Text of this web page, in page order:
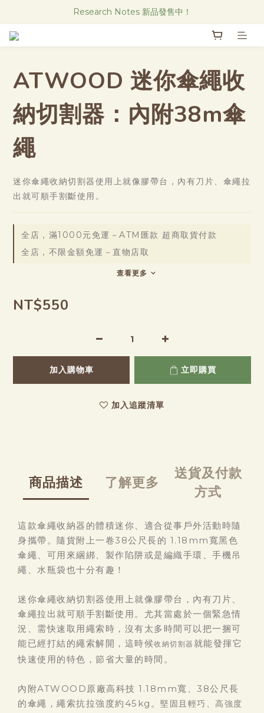
Research Notes 新品發售中！
Research Notes 新品發售中！
Research Notes 新品發售中！
ATWOOD 迷你傘繩收
納切割器：內附38m傘
繩
迷你傘繩收納切割器使用上就像膠帶台，內有刀片、傘繩拉
出就可順手割斷使用。
全店，滿1000元免運－ATM匯款 超商取貨付款
全店，不限金額免運－直物店取
查看更多
NT$550
加入購物車 立即購買
加入追蹤清單
商品描述 了解更多
送貨及付款
方式
這款傘繩收納器的體積迷你、適合從事戶外活動時隨
身攜帶。隨貨附上一卷38公尺長的 1.18mm寬黑色
傘繩、可用來綑綁、製作陷阱或是編織手環、手機吊
繩、水瓶袋也十分有趣！
迷你傘繩收納切割器使用上就像膠帶台，內有刀片、
傘繩拉出就可順手割斷使用。尤其當處於一個緊急情
況、需快速取用繩索時，沒有太多時間可以把一捆可
能已經打結的繩索解開，這時候收納切割器 就能發揮它
快速使用的特色，節省大量的時間。
內附ATWOOD原廠高科技 1.18mm寬、38公尺長
的傘繩，繩索抗拉強度約45kg。 堅固且輕巧、高強度